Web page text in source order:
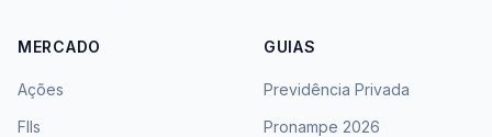
MERCADO
Ações
FIIs
GUIAS
Previdência Privada
Pronampe 2026